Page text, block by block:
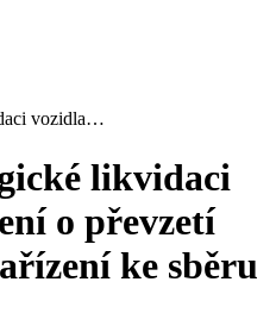
vozidla…
likvidaci
o převzetí
ke sběru